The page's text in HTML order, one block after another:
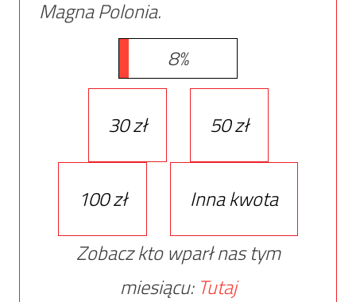
Magna Polonia.
8%
30 zł 50 zł
100 zł
Inna kwota
Zobacz kto wparł nas tym
miesiącu: Tutaj